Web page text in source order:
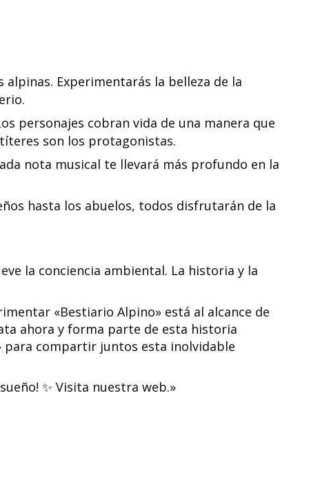
Experimentarás la belleza de la
personajes cobran vida de una manera que
son los protagonistas.
nota musical te llevará más profundo en la
hasta los abuelos, todos disfrutarán de la
la conciencia ambiental. La historia y la
«Bestiario Alpino» está al alcance de
ahora y forma parte de esta historia
para compartir juntos esta inolvidable
✨ Visita nuestra web.»